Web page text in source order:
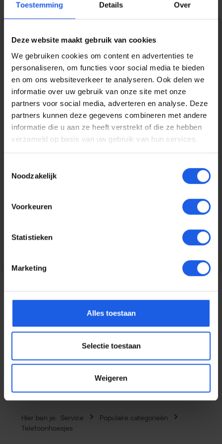
Toestemming Details Over
Deze website maakt gebruik van cookies
We gebruiken cookies om content en advertenties te
personaliseren, om functies voor social media te bieden
en om ons websiteverkeer te analyseren. Ook delen we
informatie over uw gebruik van onze site met onze
partners voor social media, adverteren en analyse. Deze
partners kunnen deze gegevens combineren met andere
informatie die u aan ze heeft verstrekt of die ze hebben
verzameld op basis van uw gebruik van hun services.
Noodzakelijk
Voorkeuren
Statistieken
Marketing
Alles toestaan
Selectie toestaan
Weigeren
1-2-3 deal
Normale prijs:
€ 39,99
Prijzen incl. BTW en excl. verzendkosten
Bestel nu
Productnummer:
IOSIDFCMS-I2561P-257
EAN:
7340225434512
iDeal of Sweden
Veilig en snel betalen
Geef je Phone 17 Pro een persoonlijk tintje met dit
opvallende Rose Pearl Marble hoesje van iDeal of Sweden.
Hier ben je: Service
Populaire categorieën
Telefoonhoesjes